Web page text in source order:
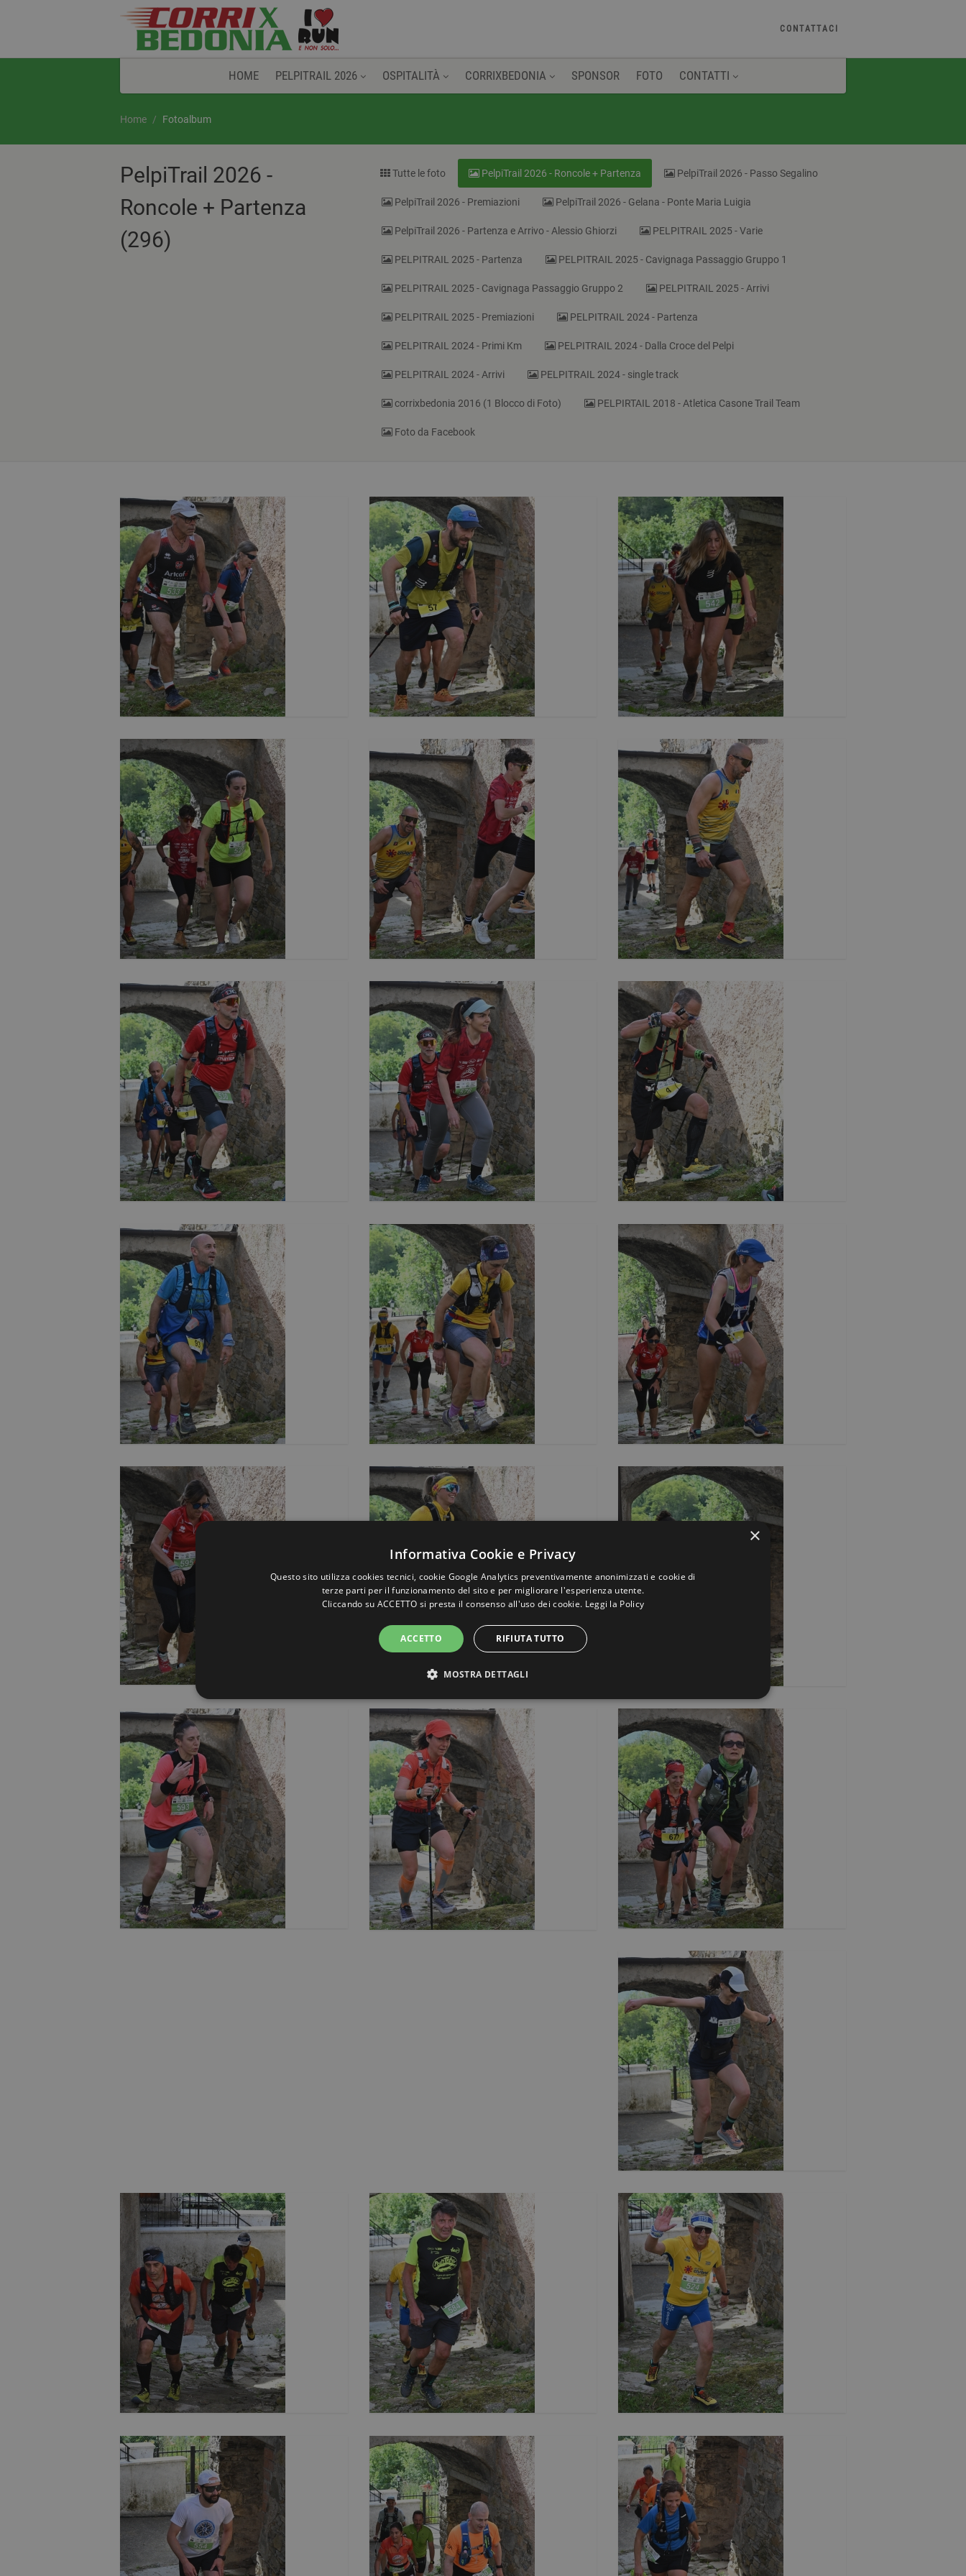
CONTATTACI
HOME PELPITRAIL 2026 OSPITALITÀ CORRIXBEDONIA SPONSOR FOTO CONTATTI
Home Fotoalbum
PelpiTrail 2026 -
Roncole + Partenza
(296)
Tutte le foto PelpiTrail 2026 - Roncole + Partenza PelpiTrail 2026 - Passo Segalino
PelpiTrail 2026 - Premiazioni PelpiTrail 2026 - Gelana - Ponte Maria Luigia
PelpiTrail 2026 - Partenza e Arrivo - Alessio Ghiorzi PELPITRAIL 2025 - Varie
PELPITRAIL 2025 - Partenza PELPITRAIL 2025 - Cavignaga Passaggio Gruppo 1
PELPITRAIL 2025 - Cavignaga Passaggio Gruppo 2 PELPITRAIL 2025 - Arrivi
PELPITRAIL 2025 - Premiazioni PELPITRAIL 2024 - Partenza
PELPITRAIL 2024 - Primi Km PELPITRAIL 2024 - Dalla Croce del Pelpi
PELPITRAIL 2024 - Arrivi PELPITRAIL 2024 - single track
corrixbedonia 2016 (1 Blocco di Foto) PELPIRTAIL 2018 - Atletica Casone Trail Team
Foto da Facebook
×
Informativa Cookie e Privacy
Questo sito utilizza cookies tecnici, cookie Google Analytics preventivamente anonimizzati e cookie di
terze parti per il funzionamento del sito e per migliorare l'esperienza utente.
Cliccando su ACCETTO si presta il consenso all'uso dei cookie. Leggi la Policy
ACCETTO RIFIUTA TUTTO
MOSTRA DETTAGLI
STRETTAMENTE NECESSARI E STATISTICHE
Strettamente necessari e Statistiche
I cookie strettamente necessari consentono funzionalità del sito Web principale come l'accesso degli utenti e la gestione dell'account. Il sito
Web non può essere utilizzato correttamente senza i cookie strettamente necessari.
Nome
Provider / Dominio Scadenza
Descrizione
PHPSESSID
www.corrixbedonia.it
Sessione
Cookie generato da applicazioni basate sul linguaggio PHP. Si tratta di un
identificatore generico utilizzato per mantenere le variabili di sessione utente.
Normalmente è un numero generato in modo casuale, il modo in cui viene
utilizzato può essere specifico per il sito, ma un buon esempio è mantenere
uno stato di accesso per un utente tra le pagine.
CookieScriptConsent
www.corrixbedonia.it
6 mesi 5
giorni
Questo cookie viene utilizzato dal servizio Cookie-Script.com per ricordare le
preferenze di consenso sui cookie dei visitatori. È necessario che il banner dei
cookie di Cookie-Script.com funzioni correttamente.